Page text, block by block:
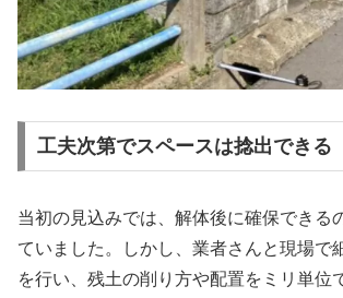
工夫次第でスペースは捻出できる
当初の見込みでは、解体後に確保できる
ていました。しかし、業者さんと現場で
を行い、残土の削り方や配置をミリ単位